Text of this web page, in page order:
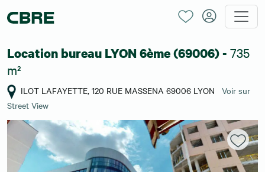
Location bureau LYON 6ème (69006) - 735
m²
ILOT LAFAYETTE, 120 RUE MASSENA 69006 LYON
Voir sur
Street View